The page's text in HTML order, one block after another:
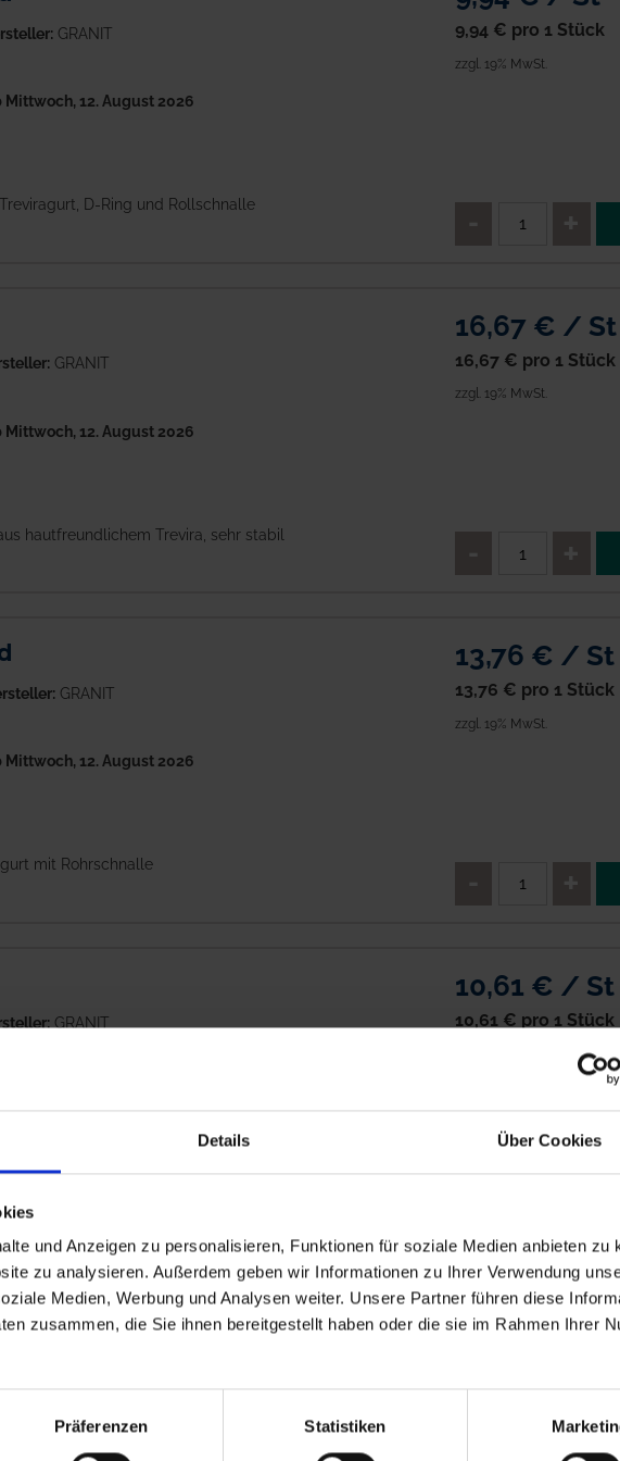
Details Über Cookies
und Anzeigen zu personalisieren, Funktionen für soziale Medien anbieten zu
zu analysieren. Außerdem geben wir Informationen zu Ihrer Verwendung
Medien, Werbung und Analysen weiter. Unsere Partner führen diese
zusammen, die Sie ihnen bereitgestellt haben oder die sie im Rahmen Ihrer
Präferenzen Statistiken
GRANIT
Mittwoch, 12. August 2026
D-Ring und Rollschnalle
9,94 € pro 1 Stück
zzgl. 19% MwSt.
GRANIT
Mittwoch, 12. August 2026
hautfreundlichem Trevira, sehr stabil
16,67 € / St
16,67 € pro 1 Stück
zzgl. 19% MwSt.
GRANIT
Mittwoch, 12. August 2026
mit Rohrschnalle
13,76 € / St
13,76 € pro 1 Stück
zzgl. 19% MwSt.
GRANIT
10,61 € / St
10,61 € pro 1 Stück
5,41 € / St